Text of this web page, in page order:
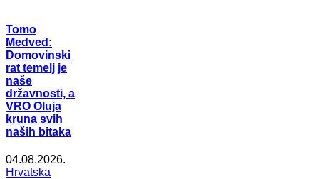
Tomo
Medved:
Domovinski
rat temelj je
naše
državnosti, a
VRO Oluja
kruna svih
naših bitaka
04.08.2026.
Hrvatska